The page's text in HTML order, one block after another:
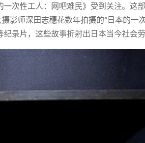
次性工人：网吧难民》受到关注。这
影师深田志穗花数年拍摄的“日本的一
录片，这些故事折射出日本当今社会